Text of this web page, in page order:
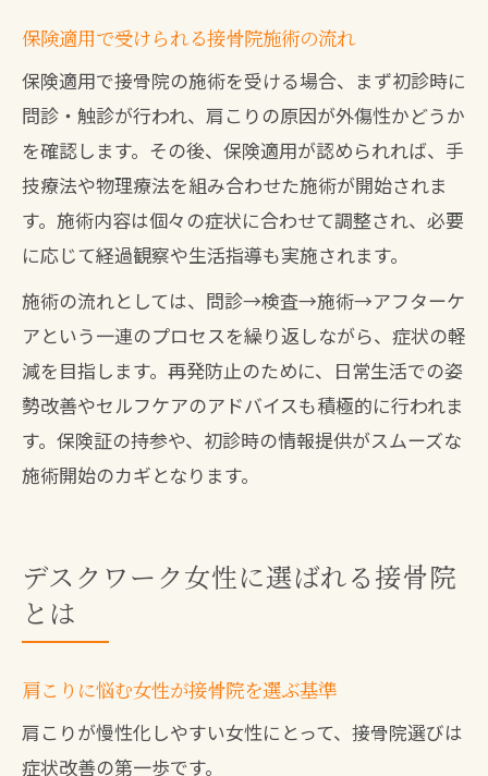
保険適用で受けられる接骨院施術の流れ
保険適用で接骨院の施術を受ける場合、まず初診時に
問診・触診が行われ、肩こりの原因が外傷性かどうか
を確認します。その後、保険適用が認められれば、手
技療法や物理療法を組み合わせた施術が開始されま
す。施術内容は個々の症状に合わせて調整され、必要
に応じて経過観察や生活指導も実施されます。
施術の流れとしては、問診→検査→施術→アフターケ
アという一連のプロセスを繰り返しながら、症状の軽
減を目指します。再発防止のために、日常生活での姿
勢改善やセルフケアのアドバイスも積極的に行われま
す。保険証の持参や、初診時の情報提供がスムーズな
施術開始のカギとなります。
デスクワーク女性に選ばれる接骨院
とは
肩こりに悩む女性が接骨院を選ぶ基準
肩こりが慢性化しやすい女性にとって、接骨院選びは
症状改善の第一歩です。